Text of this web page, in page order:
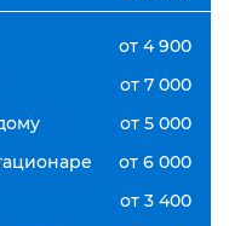
от 4 900
от 7 000
от 5 000
от 6 000
от 3 400